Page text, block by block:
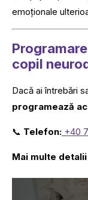
emoționale
copil
Dacă ai întrebări
programează
📞 Telefon: +40
Mai multe